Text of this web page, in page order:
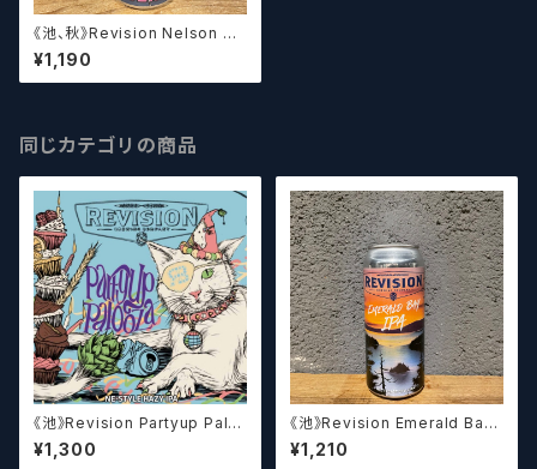
《池、秋》Revision Nelson Re
venge/ リヴィジョン ネルソン
リベンジ【クラフトビール】
¥1,190
同じカテゴリの商品
《池》Revision Partyup Palo
oza (473ml) / パーティアップ
パルーザ
¥1,300
《池》Revision Emerald Bay I
PA (473ml) / エメラルド ベイ I
PA
¥1,210